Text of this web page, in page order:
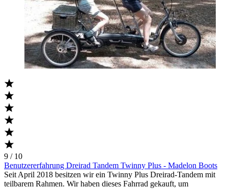
9 / 10
Benutzererfahrung Dreirad Tandem Twinny Plus - Madelon Boots
Seit April 2018 besitzen wir ein Twinny Plus Dreirad-Tandem mit
teilbarem Rahmen. Wir haben dieses Fahrrad gekauft, um